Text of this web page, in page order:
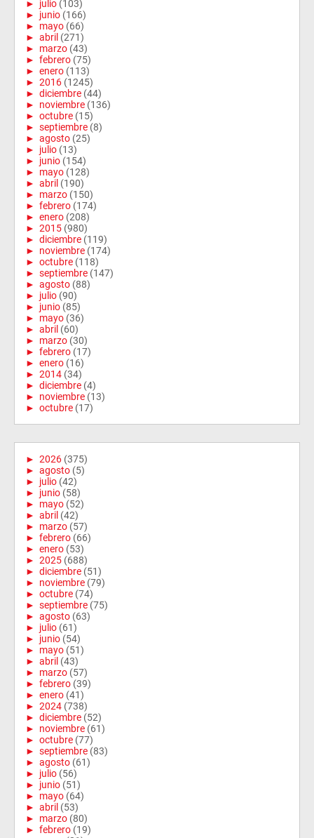
► julio (103)
► junio (166)
► mayo (66)
► abril (271)
► marzo (43)
► febrero (75)
► enero (113)
► 2016 (1245)
► diciembre (44)
► noviembre (136)
► octubre (15)
► septiembre (8)
► agosto (25)
► julio (13)
► junio (154)
► mayo (128)
► abril (190)
► marzo (150)
► febrero (174)
► enero (208)
► 2015 (980)
► diciembre (119)
► noviembre (174)
► octubre (118)
► septiembre (147)
► agosto (88)
► julio (90)
► junio (85)
► mayo (36)
► abril (60)
► marzo (30)
► febrero (17)
► enero (16)
► 2014 (34)
► diciembre (4)
► noviembre (13)
► octubre (17)
► 2026 (375)
► agosto (5)
► julio (42)
► junio (58)
► mayo (52)
► abril (42)
► marzo (57)
► febrero (66)
► enero (53)
► 2025 (688)
► diciembre (51)
► noviembre (79)
► octubre (74)
► septiembre (75)
► agosto (63)
► julio (61)
► junio (54)
► mayo (51)
► abril (43)
► marzo (57)
► febrero (39)
► enero (41)
► 2024 (738)
► diciembre (52)
► noviembre (61)
► octubre (77)
► septiembre (83)
► agosto (61)
► julio (56)
► junio (51)
► mayo (64)
► abril (53)
► marzo (80)
► febrero (19)